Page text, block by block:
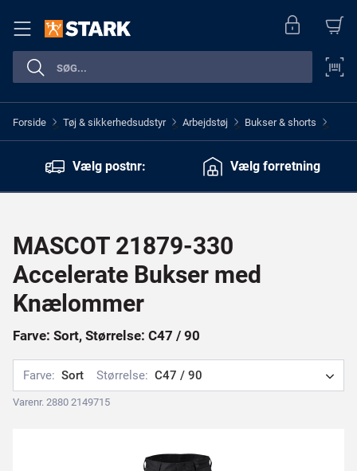
Forside > Tøj & sikkerhedsudstyr > Arbejdstøj > Bukser & shorts >
Vælg postnr: Vælg forretning
MASCOT 21879-330
Accelerate Bukser med
Knælommer
Farve: Sort, Størrelse: C47 / 90
Farve: Sort Størrelse: C47 / 90
Varenr. 2880 2149715